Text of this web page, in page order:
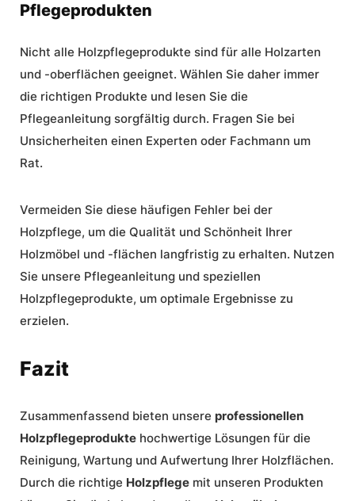
Pflegeprodukten
Nicht alle Holzpflegeprodukte sind für alle Holzarten
und -oberflächen geeignet. Wählen Sie daher immer
die richtigen Produkte und lesen Sie die
Pflegeanleitung sorgfältig durch. Fragen Sie bei
Unsicherheiten einen Experten oder Fachmann um
Rat.
Vermeiden Sie diese häufigen Fehler bei der
Holzpflege, um die Qualität und Schönheit Ihrer
Holzmöbel und -flächen langfristig zu erhalten. Nutzen
Sie unsere Pflegeanleitung und speziellen
Holzpflegeprodukte, um optimale Ergebnisse zu
erzielen.
Fazit
Zusammenfassend bieten unsere professionellen
Holzpflegeprodukte hochwertige Lösungen für die
Reinigung, Wartung und Aufwertung Ihrer Holzflächen.
Durch die richtige Holzpflege mit unseren Produkten